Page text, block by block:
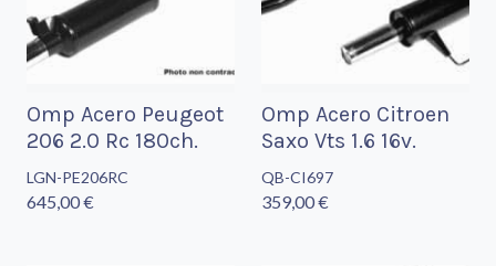
Omp Acero Peugeot
206 2.0 Rc 180ch.
LGN-PE206RC
645,00 €
Omp Acero Citroen
Saxo Vts 1.6 16v.
QB-CI697
359,00 €